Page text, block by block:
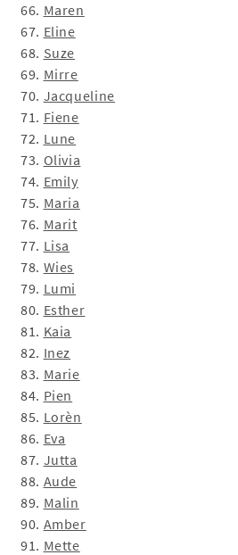
66. Maren
67. Eline
68. Suze
69. Mirre
70. Jacqueline
71. Fiene
72. Lune
73. Olivia
74. Emily
75. Maria
76. Marit
77. Lisa
78. Wies
79. Lumi
80. Esther
81. Kaia
82. Inez
83. Marie
84. Pien
85. Lorèn
86. Eva
87. Jutta
88. Aude
89. Malin
90. Amber
91. Mette